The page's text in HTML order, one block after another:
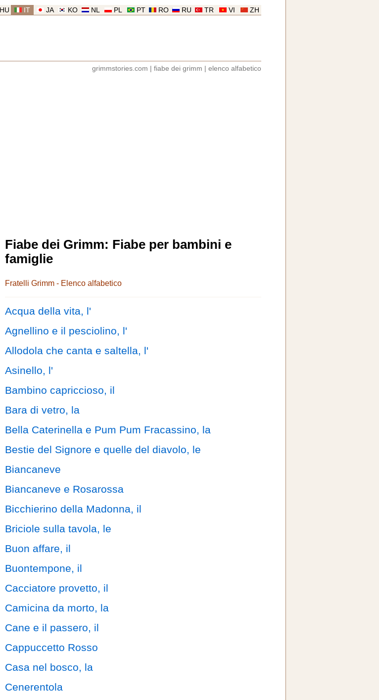
ZH
VI
TR
RU
RO
PT
PL
NL
KO
JA
IT
HU
grimmstories.com fiabe dei grimm elenco alfabetico
Fiabe dei Grimm: Fiabe per bambini e
famiglie
Fratelli Grimm - Elenco alfabetico
Acqua della vita, l'
Agnellino e il pesciolino, l'
Allodola che canta e saltella, l'
Asinello, l'
Bambino capriccioso, il
Bara di vetro, la
Bella Caterinella e Pum Pum Fracassino, la
Bestie del Signore e quelle del diavolo, le
Biancaneve
Biancaneve e Rosarossa
Bicchierino della Madonna, il
Briciole sulla tavola, le
Buon affare, il
Buontempone, il
Cacciatore provetto, il
Camicina da morto, la
Cane e il passero, il
Cappuccetto Rosso
Casa nel bosco, la
Cenerentola